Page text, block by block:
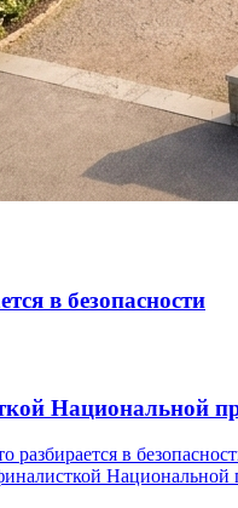
в безопасности
Национальной
разбирается в